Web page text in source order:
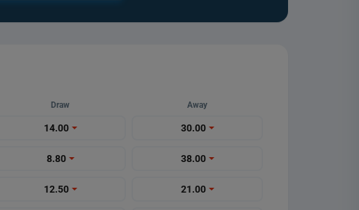
Draw Away
14.00 30.00
8.80 38.00
12.50 21.00